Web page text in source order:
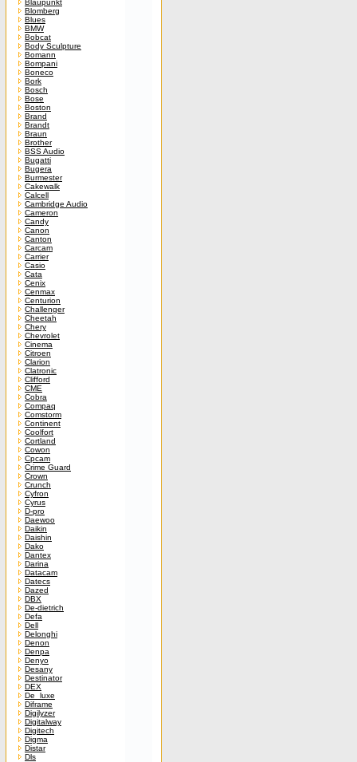
Blaupunkt
Blomberg
Blues
BMW
Bobcat
Body Sculpture
Bomann
Bompani
Boneco
Bork
Bosch
Bose
Boston
Brand
Brandt
Braun
Brother
BSS Audio
Bugatti
Bugera
Burmester
Cakewalk
Calcell
Cambridge Audio
Cameron
Candy
Canon
Canton
Carcam
Carrier
Casio
Cata
Cenix
Cenmax
Centurion
Challenger
Cheetah
Chery
Chevrolet
Cinema
Citroen
Clarion
Clatronic
Clifford
CME
Cobra
Compaq
Comstorm
Continent
Coolfort
Cortland
Cowon
Cpcam
Crime Guard
Crown
Crunch
Cyfron
Cyrus
D-pro
Daewoo
Daikin
Daishin
Dako
Dantex
Darina
Datacam
Datecs
Dazed
DBX
De-dietrich
Defa
Dell
Delonghi
Denon
Denpa
Denyo
Desany
Destinator
DEX
De_luxe
Diframe
Digilyzer
Digitalway
Digitech
Digma
Distar
Dls